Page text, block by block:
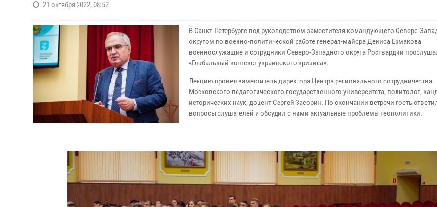
21 октября 2022, 08:52
В Санкт-Петербурге под руководством заместителя командующего Северо-
округом по военно-политической работе генерал-майора Дениса Ермакова
военнослужащие и сотрудники Северо-Западного округа Росгвардии
«Глобальный контекст украинского кризиса».
Лекцию провел заместитель директора Центра регионального сотрудничества
Московского педагогического государственного университета, политолог,
исторических наук, доцент Сергей Засорин. По окончании встречи гость
вопросы слушателей и обсудил с ними актуальные проблемы геополитики.